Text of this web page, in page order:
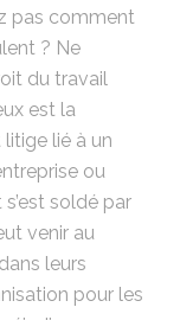
pas comment
? Ne
du travail
est la
lié à un
ou
soldé par
venir au
leurs
pour les